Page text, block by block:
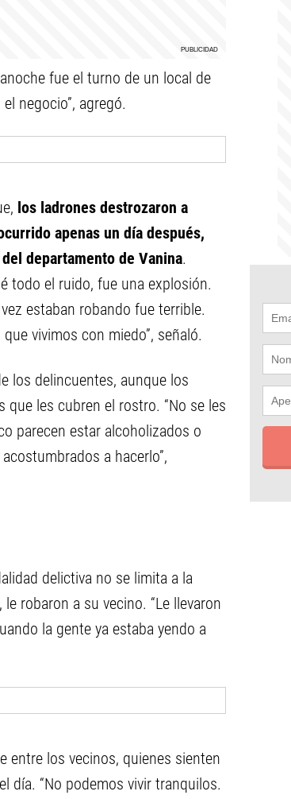
fue el turno de un local de
negocio”, agregó.
los ladrones destrozaron a
apenas un día después,
departamento de Vanina.
todo el ruido, fue una explosión.
estaban robando fue terrible.
vivimos con miedo”, señaló.
los delincuentes, aunque los
les cubren el rostro. “No se les
parecen estar alcoholizados o
a hacerlo”,
delictiva no se limita a la
robaron a su vecino. “Le llevaron
la gente ya estaba yendo a
entre los vecinos, quienes sienten
día. “No podemos vivir tranquilos.